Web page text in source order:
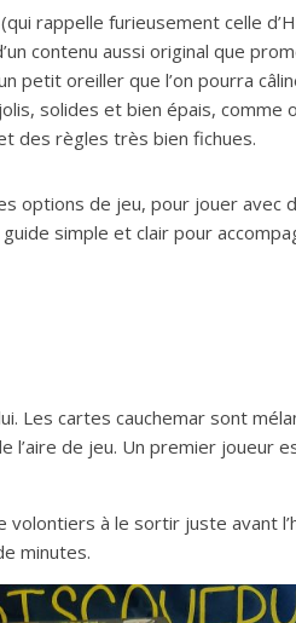
rappelle furieusement celle
contenu aussi original que
petit oreiller que l’on pourra
solides et bien épais,
des règles très bien fichues.
de jeu, pour jouer avec
simple et clair pour
Les cartes cauchemar sont
de jeu. Un premier joueur
à le sortir juste avant
minutes.